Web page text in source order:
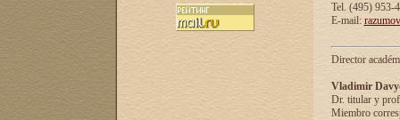
Tel. (495) 953-
E-mail:
Director
Vladimir
Dr. titular y
Miembro